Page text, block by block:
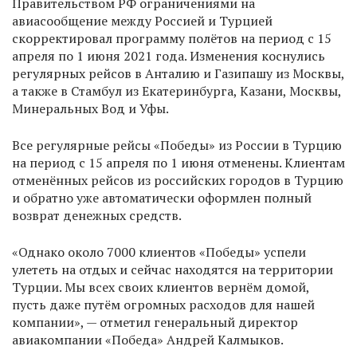
авиасообщение между Россией и Турцией
скорректировал программу полётов на период с 15
апреля по 1 июня 2021 года. Изменения коснулись
регулярных рейсов в Анталию и Газипашу из Москвы,
а также в Стамбул из Екатеринбурга, Казани, Москвы,
Минеральных Вод и Уфы.
Все регулярные рейсы «Победы» из России в Турцию
на период с 15 апреля по 1 июня отменены. Клиентам
отменённых рейсов из российских городов в Турцию
и обратно уже автоматически оформлен полный
возврат денежных средств.
«Однако около 7000 клиентов «Победы» успели
улететь на отдых и сейчас находятся на территории
Турции. Мы всех своих клиентов вернём домой,
пусть даже путём огромных расходов для нашей
компании», — отметил генеральный директор
авиакомпании «Победа» Андрей Калмыков.